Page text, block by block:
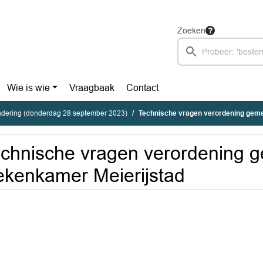
Zoeken
Wie is wie Vraagbaak Contact
(donderdag 28 september 2023) Technische vragen verordening
vragen verordening
Meierijstad